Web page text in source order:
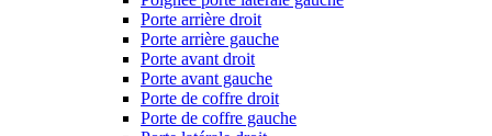
Porte arrière droit
Porte arrière gauche
Porte avant droit
Porte avant gauche
Porte de coffre droit
Porte de coffre gauche